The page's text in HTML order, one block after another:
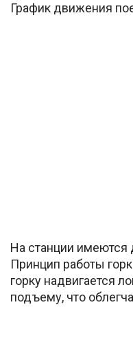
График движения
На станции имеются
Принцип работы
горку надвигается
подъему, что